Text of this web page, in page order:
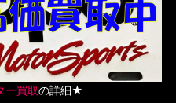
ー買取の詳細★